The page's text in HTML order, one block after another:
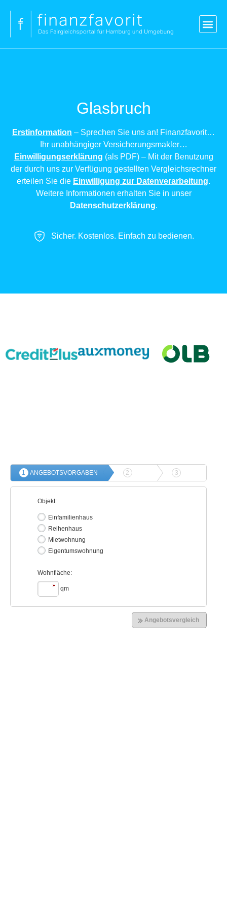
Glasbruch
Erstinformation – Sprechen Sie uns an! Finanzfavorit…
Ihr unabhängiger Versicherungsmakler…
Einwilligungserklärung (als PDF) – Mit der Benutzung
der durch uns zur Verfügung gestellten Vergleichsrechner
erteilen Sie die Einwilligung zur Datenverarbeitung.
Weitere Informationen erhalten Sie in unser
Datenschutzerklärung.
Sicher. Kostenlos. Einfach zu bedienen.